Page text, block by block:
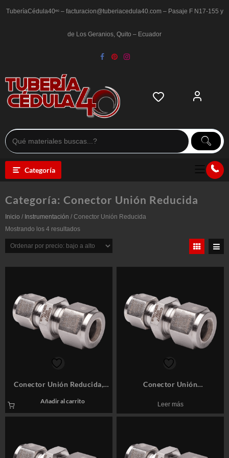
TuberíaCédula40ᵉᶜ – facturacion@tuberiacedula40.com – Pasaje F N17-155 y
de Los Geranios, Quito – Ecuador
Categoría
Categoría: Conector Unión Reducida
Inicio / Instrumentación / Conector Unión Reducida
Mostrando los 4 resultadosOrdenado
precio:
bajo
Conector Unión Reducida,
COMFIT P/N: 6CRUD-4
Añadir al carrito
Conector Unión
SS316 – COMFIT P/N: 8CRUD-
4
Leer más